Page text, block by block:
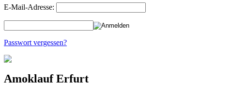
E-Mail-Adresse:
Passwort vergessen?
Amoklauf Erfurt